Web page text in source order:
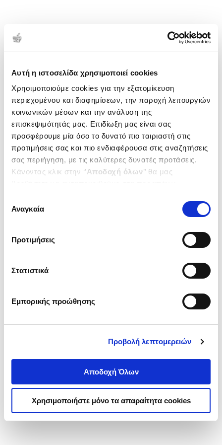
Αυτή η ιστοσελίδα χρησιμοποιεί cookies
Χρησιμοποιούμε cookies για την εξατομίκευση
περιεχομένου και διαφημίσεων, την παροχή λειτουργιών
κοινωνικών μέσων και την ανάλυση της
επισκεψιμότητάς μας. Επιδίωξη μας είναι σας
προσφέρουμε μία όσο το δυνατό πιο ταιριαστή στις
προτιμήσεις σας και πιο ενδιαφέρουσα στις αναζητήσεις
σας περιήγηση, με τις καλύτερες δυνατές προτάσεις.
Κάνοντας κλικ στην ‘’Αποδοχή όλων’’ θα μας
ενδιαφέρουν και να επιλέξετε από τα παρακάτω με την
΄΄και να ενημερωθείτε σχετικά με
συγκατάθεσης
Αναγκαία
Προτιμήσεις
Στατιστικά
Εμπορικής προώθησης
Προβολή λεπτομερειών
Αποδοχή Όλων
Χρησιμοποιήστε μόνο τα απαραίτητα cookies